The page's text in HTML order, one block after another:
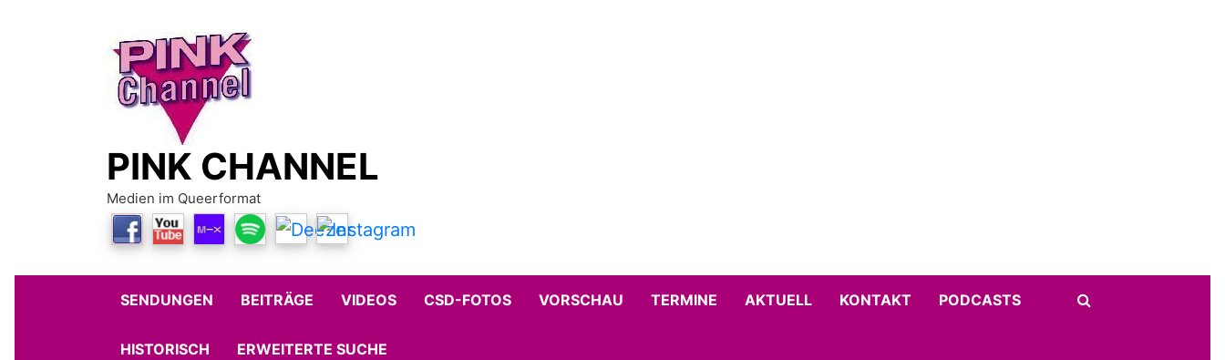
PINK CHANNEL
Medien im Queerformat
SENDUNGEN BEITRÄGE VIDEOS CSD-FOTOS VORSCHAU TERMINE AKTUELL KONTAKT PODCASTS
HISTORISCH ERWEITERTE SUCHE